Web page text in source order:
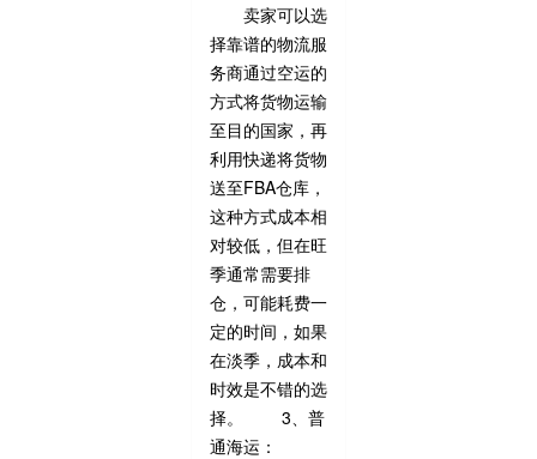
卖家可以选
择靠谱的物流服
务商通过空运的
方式将货物运输
至目的国家，再
利用快递将货物
送至FBA仓库，
这种方式成本相
对较低，但在旺
季通常需要排
仓，可能耗费一
定的时间，如果
在淡季，成本和
时效是不错的选
择。 3、普
通海运：